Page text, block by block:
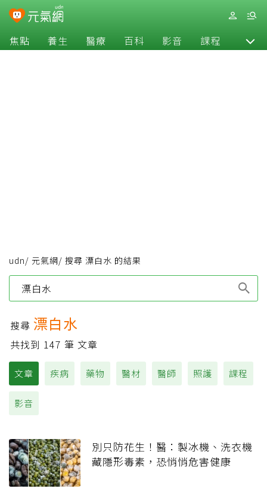
焦點 養生 醫療 百科 影音 課程 退休
udn/ 元氣網/ 搜尋 漂白水 的結果
搜尋漂白水
共找到 147 筆 文章
文章 疾病 藥物 醫材 醫師 照護 課程
影音
別只防花生！醫：製冰機、洗衣機
藏隱形毒素，恐悄悄危害健康